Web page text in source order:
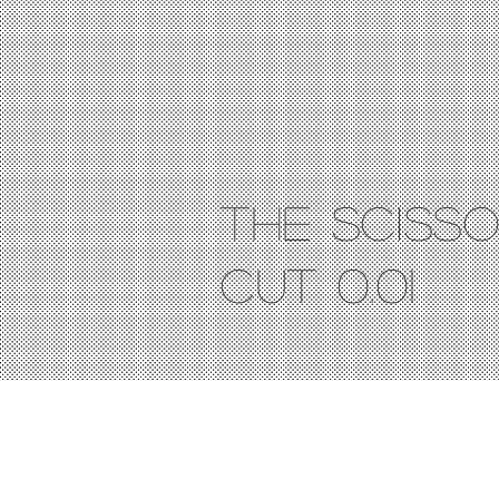
The
Cut 0.01